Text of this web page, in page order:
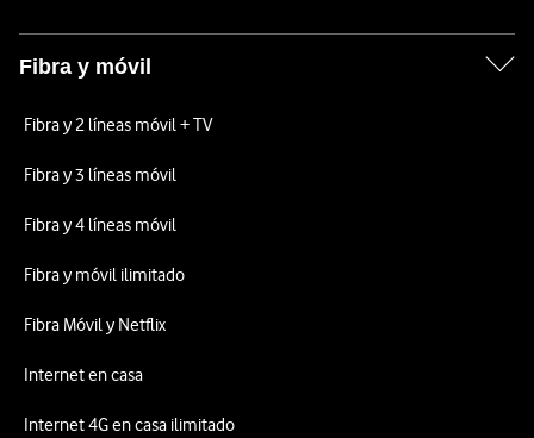
Fibra y móvil
Fibra y 2 líneas móvil + TV
Fibra y 3 líneas móvil
Fibra y 4 líneas móvil
Fibra y móvil ilimitado
Fibra Móvil y Netflix
Internet en casa
Internet 4G en casa ilimitado